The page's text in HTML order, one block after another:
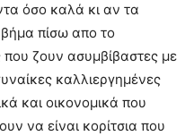
όσο καλά κι αν τα
πίσω απο το
ζουν ασυμβίβαστες με
καλλιεργημένες
και οικονομικά που
να είναι κορίτσια που